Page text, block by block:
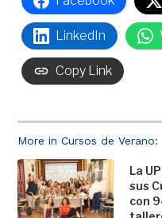
More in Cursos de Verano:
La
sus
con
LinkedIn
Copy Link